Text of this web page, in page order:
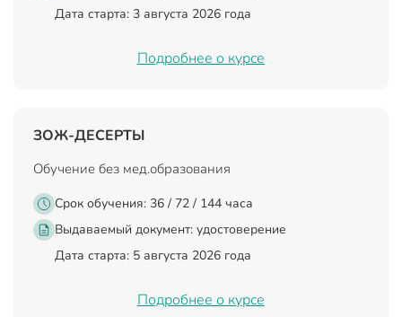
Дата старта: 3 августа 2026 года
Подробнее о курсе
ЗОЖ-ДЕСЕРТЫ
Обучение без мед.образования
Срок обучения: 36 / 72 / 144 часа
Выдаваемый документ: удостоверение
Дата старта: 5 августа 2026 года
Подробнее о курсе